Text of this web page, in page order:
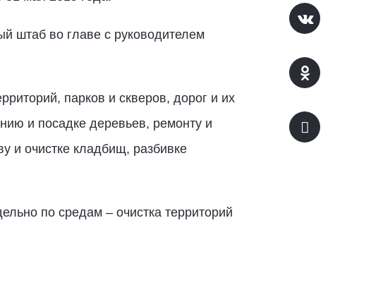
штаб во главе с руководителем
парков и скверов, дорог и их
и посадке деревьев, ремонту и
и очистке кладбищ, разбивке
по средам – очистка территорий